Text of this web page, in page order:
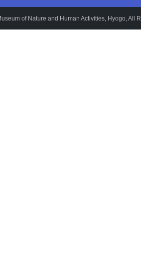
of Nature and Human Activities, Hyogo, All